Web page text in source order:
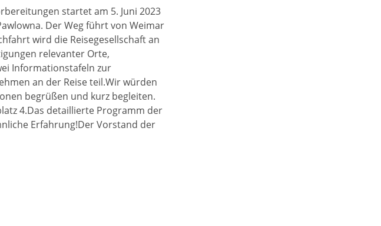
startet am 5. Juni 2023
Der Weg führt von Weimar
wird die Reisegesellschaft an
relevanter Orte,
Informationstafeln zur
an der Reise teil.Wir würden
begrüßen und kurz begleiten.
4.Das detaillierte Programm der
Erfahrung!Der Vorstand der